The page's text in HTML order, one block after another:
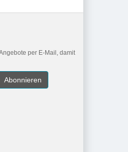
per E-Mail, damit
Abonnieren